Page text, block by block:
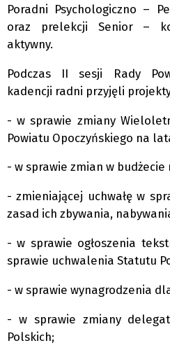
Poradni Psychologiczno –
oraz prelekcji Senior –
aktywny.
Podczas II sesji Rady
kadencji radni przyjęli
- w sprawie zmiany
Powiatu Opoczyńskiego na
- w sprawie zmian w budżecie
- zmieniającej uchwałę w
zasad ich zbywania,
- w sprawie ogłoszenia
sprawie uchwalenia Statutu
- w sprawie wynagrodzenia
- w sprawie zmiany
Polskich;